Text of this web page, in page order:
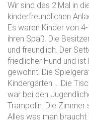
Wir sind das 2.Mal in
kinderfreundlichen
Es waren Kinder von
ihren Spaß. Die
und freundlich. Der
friedlicher Hund und
gewohnt. Die
Kindergärten … Die
war bei den
Trampolin. Die Zimmer
Alles was man braucht